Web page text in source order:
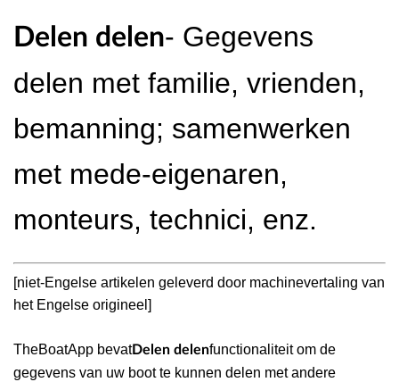
Delen delen- Gegevens
delen met familie, vrienden,
bemanning; samenwerken
met mede-eigenaren,
monteurs, technici, enz.
[niet-Engelse artikelen geleverd door machinevertaling van
het Engelse origineel]
TheBoatApp bevatDelen delenfunctionaliteit om de
gegevens van uw boot te kunnen delen met andere